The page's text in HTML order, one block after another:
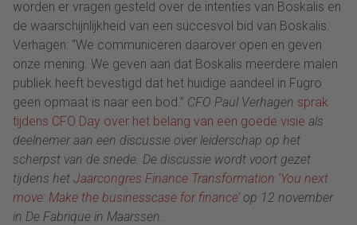
worden er vragen gesteld over de intenties van Boskalis en
de waarschijnlijkheid van een succesvol bid van Boskalis.
Verhagen: “We communiceren daarover open en geven
onze mening. We geven aan dat Boskalis meerdere malen
publiek heeft bevestigd dat het huidige aandeel in Fugro
geen opmaat is naar een bod.” CFO Paul Verhagen sprak
tijdens CFO Day over het belang van een goede visie als
deelnemer aan een discussie over leiderschap op het
scherpst van de snede. De discussie wordt voort gezet
tijdens het Jaarcongres Finance Transformation ‘You next
move: Make the businesscase for finance’ op 12 november
in De Fabrique in Maarssen.